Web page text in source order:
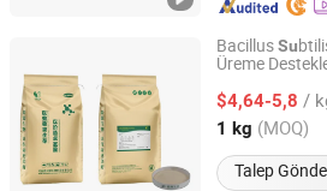
BacillusSu
Üreme
$4,64-5,8 /
1 kg (MOQ)
Talep
Henan Chenyuan Biotechnology
Henan, China Fiyat 2025